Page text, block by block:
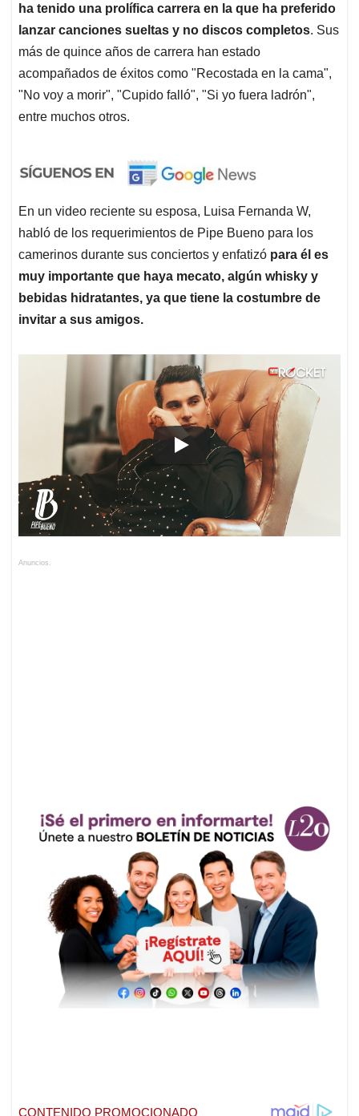
ha tenido una prolífica carrera en la que ha preferido
lanzar canciones sueltas y no discos completos. Sus
más de quince años de carrera han estado
acompañados de éxitos como "Recostada en la cama",
"No voy a morir", "Cupido falló", "Si yo fuera ladrón",
entre muchos otros.
En un video reciente su esposa, Luisa Fernanda W,
habló de los requerimientos de Pipe Bueno para los
camerinos durante sus conciertos y enfatizó para él es
muy importante que haya mecato, algún whisky y
bebidas hidratantes, ya que tiene la costumbre de
invitar a sus amigos.
Anuncios.